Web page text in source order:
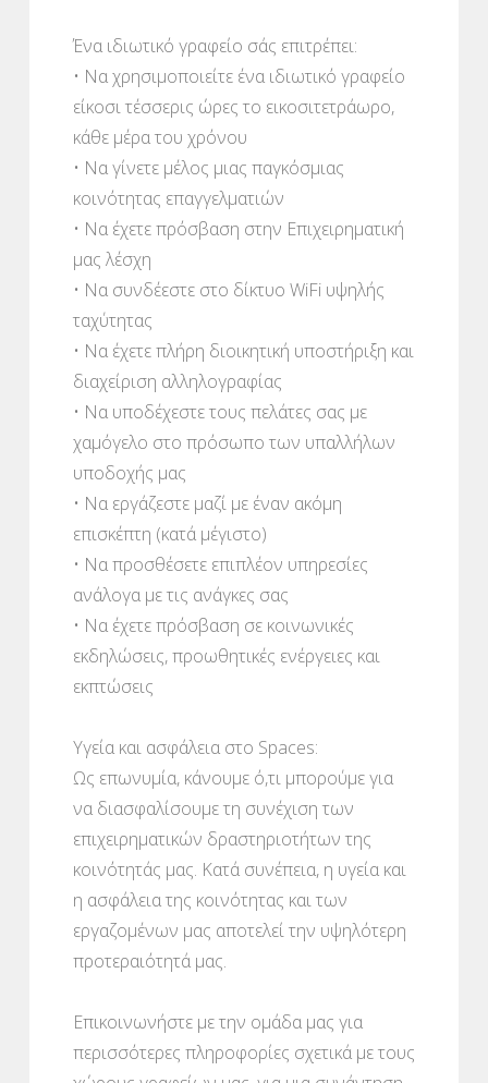
Ένα ιδιωτικό γραφείο σάς επιτρέπει:
• Να χρησιμοποιείτε ένα ιδιωτικό γραφείο
είκοσι τέσσερις ώρες το εικοσιτετράωρο,
κάθε μέρα του χρόνου
• Να γίνετε μέλος μιας παγκόσμιας
κοινότητας επαγγελματιών
• Να έχετε πρόσβαση στην Επιχειρηματική
μας λέσχη
• Να συνδέεστε στο δίκτυο WiFi υψηλής
ταχύτητας
• Να έχετε πλήρη διοικητική υποστήριξη και
διαχείριση αλληλογραφίας
• Να υποδέχεστε τους πελάτες σας με
χαμόγελο στο πρόσωπο των υπαλλήλων
υποδοχής μας
• Να εργάζεστε μαζί με έναν ακόμη
επισκέπτη (κατά μέγιστο)
• Να προσθέσετε επιπλέον υπηρεσίες
ανάλογα με τις ανάγκες σας
• Να έχετε πρόσβαση σε κοινωνικές
εκδηλώσεις, προωθητικές ενέργειες και
εκπτώσεις
Υγεία και ασφάλεια στο Spaces:
Ως επωνυμία, κάνουμε ό,τι μπορούμε για
να διασφαλίσουμε τη συνέχιση των
επιχειρηματικών δραστηριοτήτων της
κοινότητάς μας. Κατά συνέπεια, η υγεία και
η ασφάλεια της κοινότητας και των
εργαζομένων μας αποτελεί την υψηλότερη
προτεραιότητά μας.
Επικοινωνήστε με την ομάδα μας για
περισσότερες πληροφορίες σχετικά με τους